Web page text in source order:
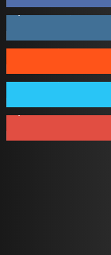
1,731 Követő
44 Követő
64 Követő
1,348 Feliratkozó